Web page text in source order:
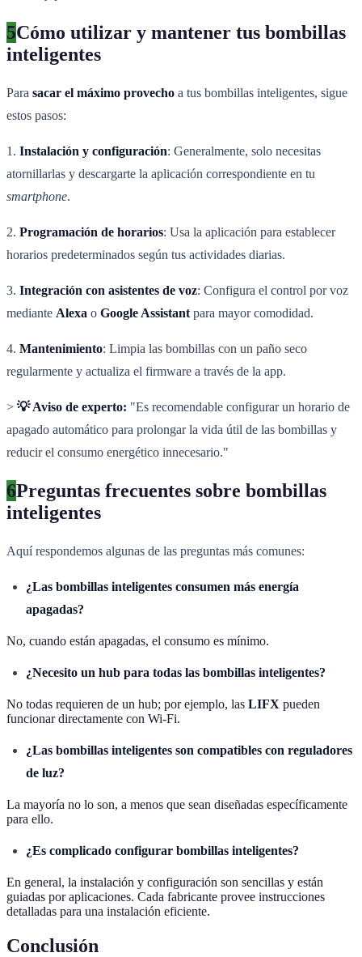
5Cómo utilizar y mantener tus bombillas
inteligentes
Para sacar el máximo provecho a tus bombillas inteligentes, sigue
estos pasos:
1. Instalación y configuración: Generalmente, solo necesitas
atornillarlas y descargarte la aplicación correspondiente en tu
smartphone.
2. Programación de horarios: Usa la aplicación para establecer
horarios predeterminados según tus actividades diarias.
3. Integración con asistentes de voz: Configura el control por voz
mediante Alexa o Google Assistant para mayor comodidad.
4. Mantenimiento: Limpia las bombillas con un paño seco
regularmente y actualiza el firmware a través de la app.
> 💡 Aviso de experto: "Es recomendable configurar un horario de
apagado automático para prolongar la vida útil de las bombillas y
reducir el consumo energético innecesario."
6Preguntas frecuentes sobre bombillas
inteligentes
Aquí respondemos algunas de las preguntas más comunes:
¿Las bombillas inteligentes consumen más energía
apagadas?
No, cuando están apagadas, el consumo es mínimo.
¿Necesito un hub para todas las bombillas inteligentes?
No todas requieren de un hub; por ejemplo, las LIFX pueden
funcionar directamente con Wi-Fi.
¿Las bombillas inteligentes son compatibles con reguladores
de luz?
La mayoría no lo son, a menos que sean diseñadas específicamente
para ello.
¿Es complicado configurar bombillas inteligentes?
En general, la instalación y configuración son sencillas y están
guiadas por aplicaciones. Cada fabricante provee instrucciones
detalladas para una instalación eficiente.
Conclusión